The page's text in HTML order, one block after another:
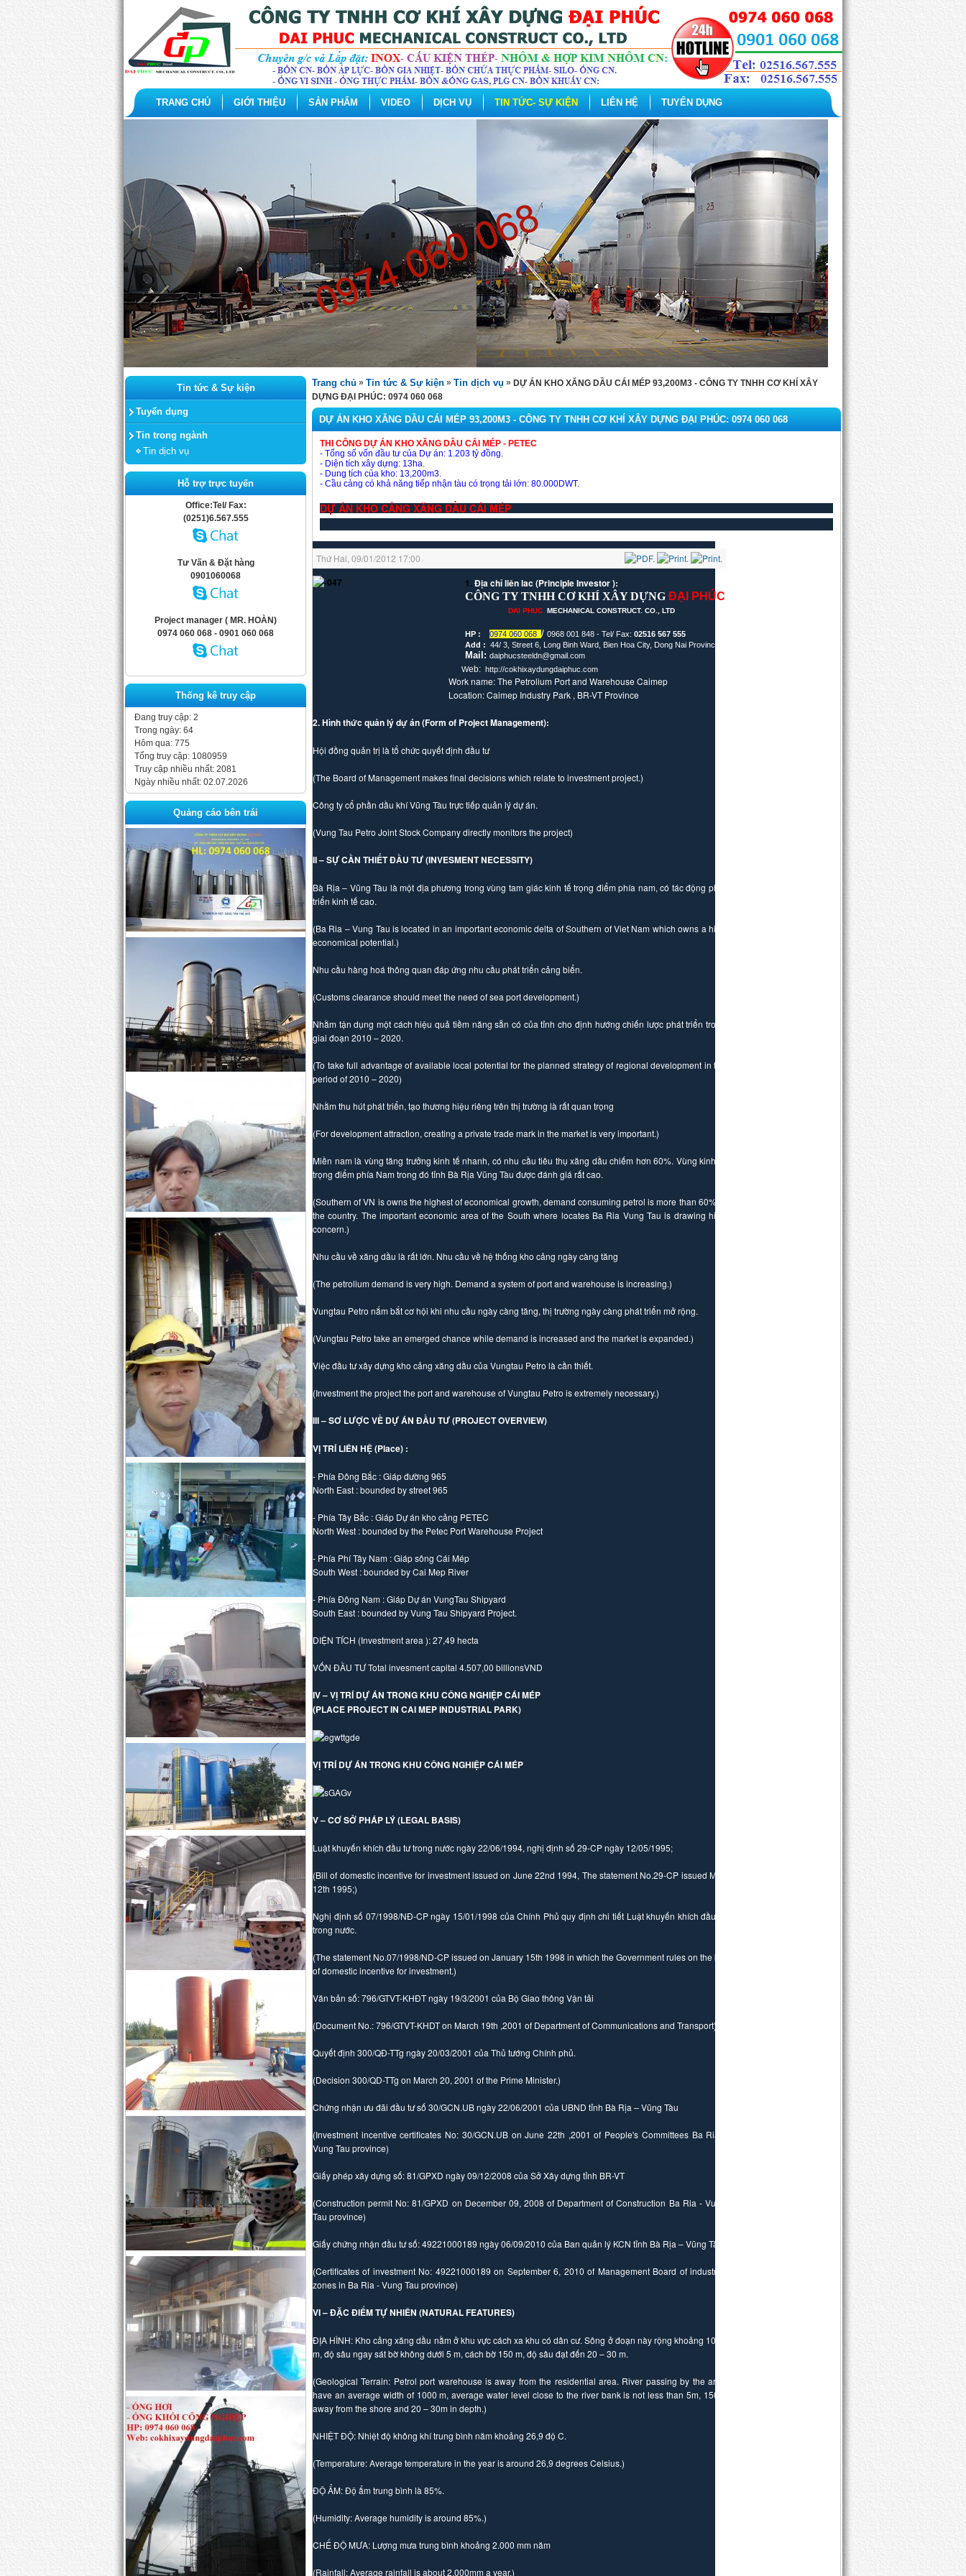
TRANG CHỦ GIỚI THIỆU SẢN PHẨM VIDEO DỊCH VỤ TIN TỨC- SỰ KIỆN LIÊN HỆ TUYỂN DỤNG
Tin tức & Sự kiện
Tuyển dụng
Tin trong ngành
Tin dịch vụ
Hỗ trợ trực tuyến
Office:Tel/ Fax:
(0251)6.567.555
Tư Vấn & Đặt hàng
0901060068
Project manager ( MR. HOÀN)
0974 060 068 - 0901 060 068
Thống kê truy cập
Đang truy cập: 2
Trong ngày: 64
Hôm qua: 775
Tổng truy cập: 1080959
Truy cập nhiều nhất: 2081
Ngày nhiều nhất: 02.07.2026
Quảng cáo bên trái
Trang chủ » Tin tức & Sự kiện » Tin dịch vụ » DỰ ÁN KHO XĂNG DẦU CÁI MÉP 93,200M3 - CÔNG TY TNHH CƠ KHÍ XÂY
DỰNG ĐẠI PHÚC: 0974 060 068
DỰ ÁN KHO XĂNG DẦU CÁI MÉP 93,200M3 - CÔNG TY TNHH CƠ KHÍ XÂY DỰNG ĐẠI PHÚC: 0974 060 068
THI CÔNG DỰ ÁN KHO XĂNG DẦU CÁI MÉP - PETEC
- Tổng số vốn đầu tư của Dự án: 1.203 tỷ đồng.
- Diện tích xây dựng: 13ha.
- Dung tích của kho: 13,200m3.
- Cầu cảng có khả năng tiếp nhận tàu có trọng tải lớn: 80.000DWT.
DỰ ÁN KHO CẢNG XĂNG DẦU CÁI MÉP
Thứ Hai, 09/01/2012 17:00
1.Địa chỉ liên lac (Principle Investor ):
CÔNG TY TNHH CƠ KHÍ XÂY DỰNG ĐẠI PHÚC
DAI PHUC MECHANICAL CONSTRUCT. CO., LTD
HP : 0974 060 068 / 0968 001 848 - Tel/ Fax: 02516 567 555
Add : 44/ 3, Street 6, Long Binh Ward, Bien Hoa City, Dong Nai Province.
Mail: daiphucsteeldn@gmail.com
Web: http://cokhixaydungdaiphuc.com
Work name: The Petrolium Port and Warehouse Caimep
Location: Caimep Industry Park , BR-VT Province
2. Hình thức quản lý dự án (Form of Project Management):
Hội đồng quản trị là tổ chức quyết định đầu tư
(The Board of Management makes final decisions which relate to investment project.)
Công ty cổ phần dầu khí Vũng Tàu trực tiếp quản lý dự án.
(Vung Tau Petro Joint Stock Company directly monitors the project)
II – SỰ CẦN THIẾT ĐẦU TƯ (INVESMENT NECESSITY)
Bà Rịa – Vũng Tàu là một địa phương trong vùng tam giác kinh tế trọng điểm phía nam, có tác động phát
triển kinh tế cao.
(Ba Ria – Vung Tau is located in an important economic delta of Southern of Viet Nam which owns a high
economical potential.)
Nhu cầu hàng hoá thông quan đáp ứng nhu cầu phát triển cảng biển.
(Customs clearance should meet the need of sea port development.)
Nhằm tận dụng một cách hiệu quả tiềm năng sẵn có của tỉnh cho định hướng chiến lược phát triển trong
giai đoạn 2010 – 2020.
(To take full advantage of available local potential for the planned strategy of regional development in the
period of 2010 – 2020)
Nhằm thu hút phát triển, tạo thương hiệu riêng trên thị trường là rất quan trọng
(For development attraction, creating a private trade mark in the market is very important.)
Miền nam là vùng tăng trưởng kinh tế nhanh, có nhu cầu tiêu thụ xăng dầu chiếm hơn 60%. Vùng kinh tế
trọng điểm phía Nam trong đó tỉnh Bà Rịa Vũng Tàu được đánh giá rất cao.
(Southern of VN is owns the highest of economical growth, demand consuming petrol is more than 60% in
the country. The important economic area of the South where locates Ba Ria Vung Tau is drawing high
concern.)
Nhu cầu về xăng dầu là rất lớn. Nhu cầu về hệ thống kho cảng ngày càng tăng
(The petrolium demand is very high. Demand a system of port and warehouse is increasing.)
Vungtau Petro nắm bắt cơ hội khi nhu cầu ngày càng tăng, thị trường ngày càng phát triển mở rộng.
(Vungtau Petro take an emerged chance while demand is increased and the market is expanded.)
Việc đầu tư xây dựng kho cảng xăng dầu của Vungtau Petro là cần thiết.
(Investment the project the port and warehouse of Vungtau Petro is extremely necessary.)
III – SƠ LƯỢC VỀ DỰ ÁN ĐẦU TƯ (PROJECT OVERVIEW)
VỊ TRÍ LIÊN HỆ (Place) :
- Phía Đông Bắc : Giáp đường 965
North East : bounded by street 965
- Phía Tây Bắc : Giáp Dự án kho cảng PETEC
North West : bounded by the Petec Port Warehouse Project
- Phía Phí Tây Nam : Giáp sông Cái Mép
South West : bounded by Cai Mep River
- Phía Đông Nam : Giáp Dự án VungTau Shipyard
South East : bounded by Vung Tau Shipyard Project.
DIỆN TÍCH (Investment area ): 27,49 hecta
VỐN ĐẦU TƯ Total invesment capital 4.507,00 billionsVND
IV – VỊ TRÍ DỰ ÁN TRONG KHU CÔNG NGHIỆP CÁI MÉP
(PLACE PROJECT IN CAI MEP INDUSTRIAL PARK)
VỊ TRÍ DỰ ÁN TRONG KHU CÔNG NGHIỆP CÁI MÉP
V – CƠ SỞ PHÁP LÝ(LEGAL BASIS)
Luật khuyến khích đầu tư trong nước ngày 22/06/1994, nghị định số 29-CP ngày 12/05/1995;
(Bill of domestic incentive for investment issued on June 22nd 1994, The statement No.29-CP issued May
12th 1995;)
Nghị định số 07/1998/NĐ-CP ngày 15/01/1998 của Chính Phủ quy định chi tiết Luật khuyến khích đầu tư
trong nước.
(The statement No.07/1998/ND-CP issued on January 15th 1998 in which the Government rules on the bill
of domestic incentive for investment.)
Văn bản số: 796/GTVT-KHĐT ngày 19/3/2001 của Bộ Giao thông Vận tải
(Document No.: 796/GTVT-KHDT on March 19th ,2001 of Department of Communications and Transport)
Quyết định 300/QĐ-TTg ngày 20/03/2001 của Thủ tướng Chính phủ.
(Decision 300/QD-TTg on March 20, 2001 of the Prime Minister.)
Chứng nhận ưu đãi đầu tư số 30/GCN.UB ngày 22/06/2001 của UBND tỉnh Bà Rịa – Vũng Tàu
(Investment incentive certificates No: 30/GCN.UB on June 22th ,2001 of People's Committees Ba Ria -
Vung Tau province)
Giấy phép xây dựng số: 81/GPXD ngày 09/12/2008 của Sở Xây dựng tỉnh BR-VT
(Construction permit No: 81/GPXD on December 09, 2008 of Department of Construction Ba Ria - Vung
Tau province)
Giấy chứng nhận đầu tư số: 49221000189 ngày 06/09/2010 của Ban quản lý KCN tỉnh Bà Rịa – Vũng Tàu.
(Certificates of investment No: 49221000189 on September 6, 2010 of Management Board of industrial
zones in Ba Ria - Vung Tau province)
VI – ĐẶC ĐIỂM TỰ NHIÊN (NATURAL FEATURES)
ĐỊA HÌNH: Kho cảng xăng dầu nằm ở khu vực cách xa khu có dân cư. Sông ở đoạn này rộng khoảng 1000
m, độ sâu ngay sát bờ không dưới 5 m, cách bờ 150 m, độ sâu đạt đến 20 – 30 m.
(Geological Terrain: Petrol port warehouse is away from the residential area. River passing by the area
have an average width of 1000 m, average water level close to the river bank is not less than 5m, 150m
away from the shore and 20 – 30m in depth.)
NHIỆT ĐỘ: Nhiệt độ không khí trung bình năm khoảng 26,9 độ C.
(Temperature: Average temperature in the year is around 26,9 degrees Celsius.)
ĐỘ ẨM:Độ ẩm trung bình là 85%.
(Humidity: Average humidity is around 85%.)
CHẾ ĐỘ MƯA: Lượng mưa trung bình khoảng 2.000 mm năm
(Rainfall: Average rainfall is about 2.000mm a year.)